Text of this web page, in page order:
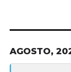
AGOSTO,